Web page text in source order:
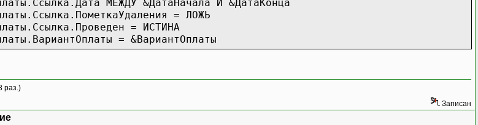
МЕЖДУ &ДатаНачала И &ДатаКонца
= ЛОЖЬ
= ИСТИНА
= &ВариантОплаты
раз.)
Записан